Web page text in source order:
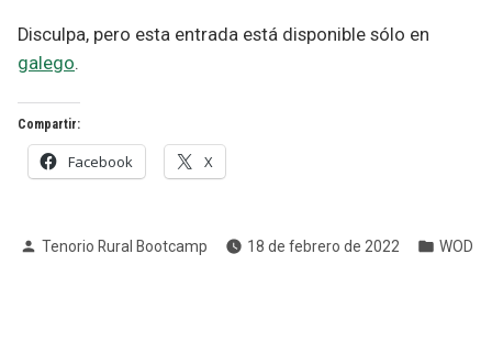
Disculpa, pero esta entrada está disponible sólo en
galego.
Compartir:
Facebook X
Publicado
Tenorio Rural Bootcamp 18 de febrero de 2022 WOD